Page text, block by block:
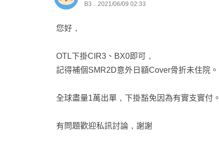
B3．2021/06/09 02:33
您好，
OTL下掛CIR3、BX0即可，
記得補個SMR2D意外日額Cover骨折未住院。
全球盡量1萬出單，下掛豁免因為有實支實付。
有問題歡迎私訊討論，謝謝